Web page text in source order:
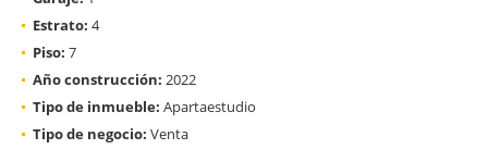
Estrato: 4
Piso: 7
Año construcción: 2022
Tipo de inmueble: Apartaestudio
Tipo de negocio: Venta